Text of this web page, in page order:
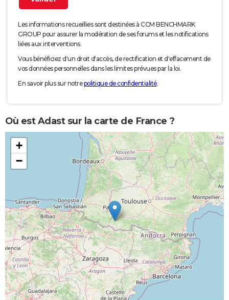
Les informations recueillies sont destinées à CCM BENCHMARK
GROUP pour assurer la modération de ses forums et les notifications
liées aux interventions.
Vous bénéficiez d'un droit d'accès, de rectification et d'effacement de
vos données personnelles dans les limites prévues par la loi.
En savoir plus sur notrepolitique de confidentialité.
Où est Adast sur la carte de France ?
+
−